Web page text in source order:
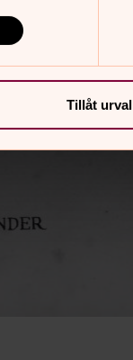
Tillåt urval